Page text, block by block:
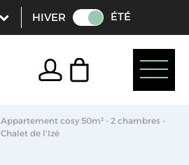
HIVER ÉTÉ
Appartement cosy 50m² - 2 chambres -
Chalet de l'Izé